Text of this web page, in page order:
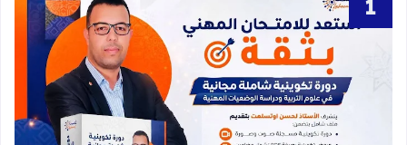
قراءة المزيد عن دورة تكوينية